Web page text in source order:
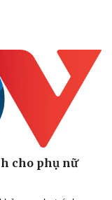
máy
cho phụ nữ